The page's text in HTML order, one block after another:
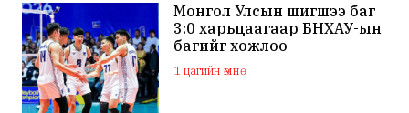
Монгол Улсын шигшээ баг
3:0 харьцаагаар БНХАУ-ын
багийг хожлоо
1 цагийн өмнө